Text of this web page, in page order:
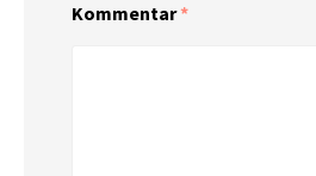
Kommentar*